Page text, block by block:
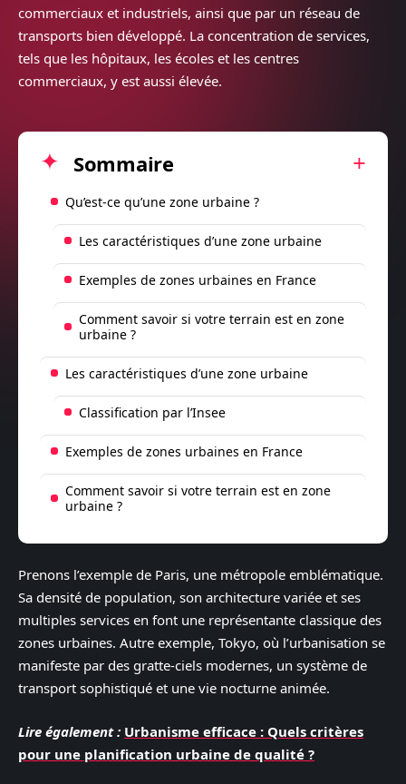
commerciaux et industriels, ainsi que par un réseau de
transports bien développé. La concentration de services,
tels que les hôpitaux, les écoles et les centres
commerciaux, y est aussi élevée.
Sommaire
Qu’est-ce qu’une zone urbaine ?
Les caractéristiques d’une zone urbaine
Exemples de zones urbaines en France
Comment savoir si votre terrain est en zone
urbaine ?
Les caractéristiques d’une zone urbaine
Classification par l’Insee
Exemples de zones urbaines en France
Comment savoir si votre terrain est en zone
urbaine ?
Prenons l’exemple de Paris, une métropole emblématique.
Sa densité de population, son architecture variée et ses
multiples services en font une représentante classique des
zones urbaines. Autre exemple, Tokyo, où l’urbanisation se
manifeste par des gratte-ciels modernes, un système de
transport sophistiqué et une vie nocturne animée.
Lire également : Urbanisme efficace : Quels critères
pour une planification urbaine de qualité ?